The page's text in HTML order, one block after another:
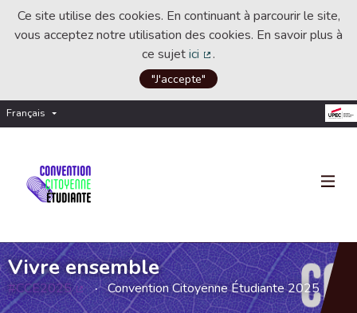
Ce site utilise des cookies. En continuant à parcourir le site,
vous acceptez notre utilisation des cookies. En savoir plus à
ce sujetici
(Lien externe)
.
"J'accepte"
Français Choisir la langue
Vivre ensemble
#CCE2025
(Lien externe)
Convention Citoyenne Étudiante 2025